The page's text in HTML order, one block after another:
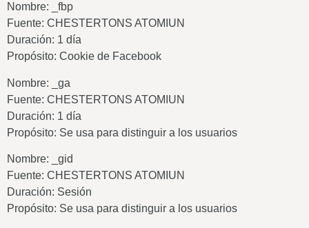
Nombre: _fbp
Fuente: CHESTERTONS ATOMIUN
Duración: 1 día
Propósito: Cookie de Facebook
Nombre: _ga
Fuente: CHESTERTONS ATOMIUN
Duración: 1 día
Propósito: Se usa para distinguir a los usuarios
Nombre: _gid
Fuente: CHESTERTONS ATOMIUN
Duración: Sesión
Propósito: Se usa para distinguir a los usuarios